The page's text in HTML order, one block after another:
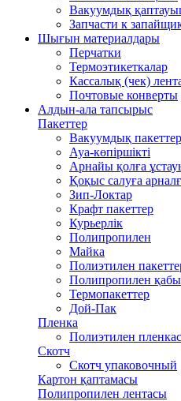
Вакуумдық
Запчасти к
Шығын материалдары
Перчатки
Термоэтикеткалар
Кассалық (чек)
Почтовые конверты
Алдын-ала тапсырыс
Пакеттер
Вакуумдық пакеттер
Ауа-көпіршікті
Арнайы қолға
Қоқыс салуға
Зип-Локтар
Крафт пакеттер
Курьерлік
Полипропилен
Майка
Полиэтилен
Полипропилен қабы
Термопакеттер
Дой-Пак
Пленка
Полиэтилен
Скотч
Скотч упаковочный
Картон қаптамасы
Полипропилен лентасы